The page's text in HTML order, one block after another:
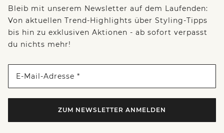
Bleib mit unserem Newsletter auf dem Laufenden:
Von aktuellen Trend-Highlights über Styling-Tipps
bis hin zu exklusiven Aktionen - ab sofort verpasst
du nichts mehr!
E-Mail-Adresse *
ZUM NEWSLETTER ANMELDEN